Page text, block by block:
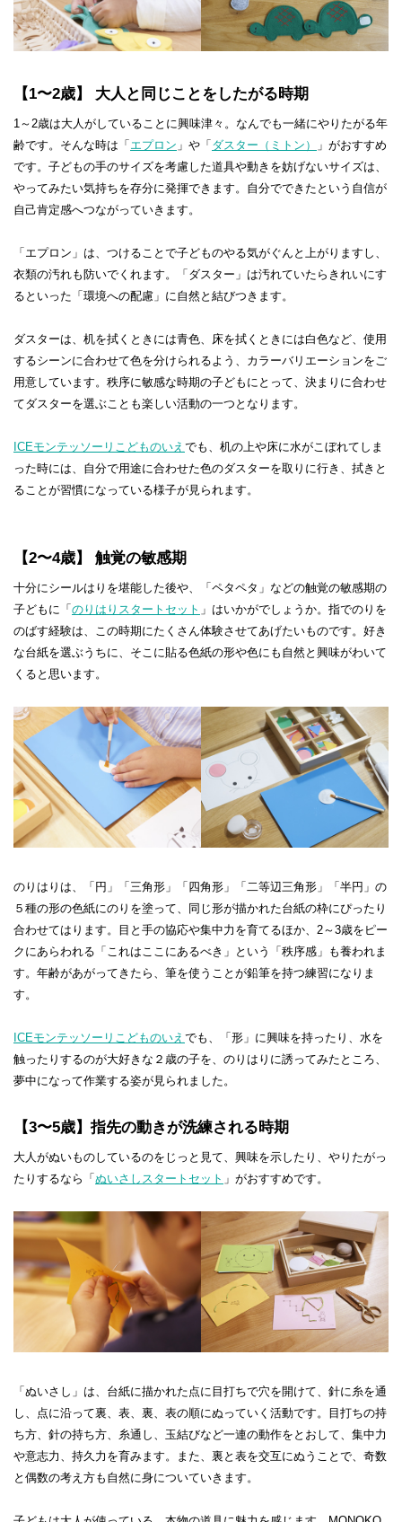
【1〜2歳】 大人と同じことをしたがる時期
1～2歳は大人がしていることに興味津々。なんでも一緒にやりたがる年
齢です。そんな時は「 エプロン 」や「 ダスター（ミトン）
」がおすすめ
です。子どもの手のサイズを考慮した道具や動きを妨げないサイズは、
やってみたい気持ちを存分に発揮できます。自分でできたという自信が
自己肯定感へつながっていきます。
「エプロン」は、つけることで子どものやる気がぐんと上がりますし、
衣類の汚れも防いでくれます。「ダスター」は汚れていたらきれいにす
るといった「環境への配慮」に自然と結びつきます。
ダスターは、机を拭くときには青色、床を拭くときには白色など、使用
するシーンに合わせて色を分けられるよう、カラーバリエーションをご
用意しています。秩序に敏感な時期の子どもにとって、決まりに合わせ
てダスターを選ぶことも楽しい活動の一つとなります。
ICEモンテッソーリこどものいえ でも、机の上や床に水がこぼれてしま
った時には、自分で用途に合わせた色のダスターを取りに行き、拭きと
ることが習慣になっている様子が見られます。
【2〜4歳】 触覚の敏感期
十分にシールはりを堪能した後や、「ペタペタ」などの触覚の敏感期の
子どもに「 のりはりスタートセット 」はいかがでしょうか。指でのりを
のばす経験は、この時期にたくさん体験させてあげたいものです。好き
な台紙を選ぶうちに、そこに貼る色紙の形や色にも自然と興味がわいて
くると思います。
のりはりは、「円」「三角形」「四角形」「二等辺三角形」「半円」の
５種の形の色紙にのりを塗って、同じ形が描かれた台紙の枠にぴったり
合わせてはります。目と手の協応や集中力を育てるほか、2～3歳をピー
クにあらわれる「これはここにあるべき」という「秩序感」も養われま
す。年齢があがってきたら、筆を使うことが鉛筆を持つ練習になりま
す。
ICEモンテッソーリこどものいえ でも、「形」に興味を持ったり、水を
触ったりするのが大好きな２歳の子を、のりはりに誘ってみたところ、
夢中になって作業する姿が見られました。
【3〜5歳】指先の動きが洗練される時期
大人がぬいものしているのをじっと見て、興味を示したり、やりたがっ
たりするなら「 ぬいさしスタートセット 」がおすすめです。
「ぬいさし」は、台紙に描かれた点に目打ちで穴を開けて、針に糸を通
し、点に沿って裏、表、裏、表の順にぬっていく活動です。目打ちの持
ち方、針の持ち方、糸通し、玉結びなど一連の動作をとおして、集中力
や意志力、持久力を育みます。また、裏と表を交互にぬうことで、奇数
と偶数の考え方も自然に身についていきます。